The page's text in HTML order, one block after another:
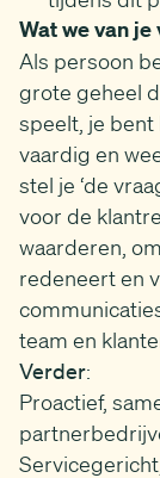
Wat we van
Als persoon
grote geheel
speelt, je
vaardig en
stel je ‘de
voor de
waarderen,
redeneert en
team en
Verder:
Proactief,